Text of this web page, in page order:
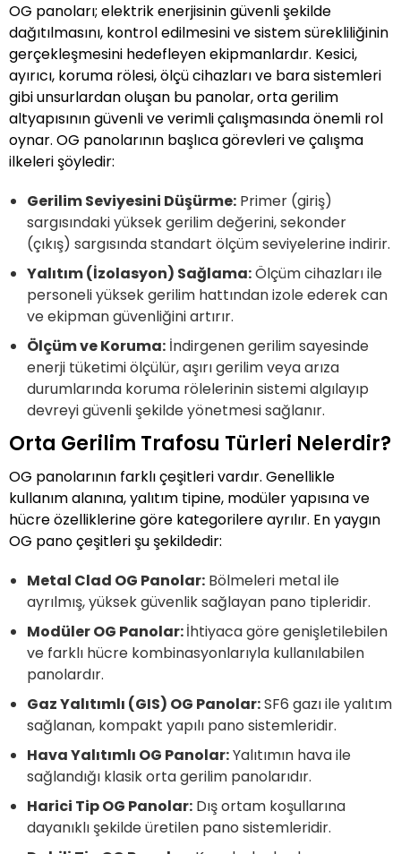
OG panoları; elektrik enerjisinin güvenli şekilde
dağıtılmasını, kontrol edilmesini ve sistem sürekliliğinin
gerçekleşmesini hedefleyen ekipmanlardır. Kesici,
ayırıcı, koruma rölesi, ölçü cihazları ve bara sistemleri
gibi unsurlardan oluşan bu panolar, orta gerilim
altyapısının güvenli ve verimli çalışmasında önemli rol
oynar. OG panolarının başlıca görevleri ve çalışma
ilkeleri şöyledir:
Gerilim Seviyesini Düşürme: Primer (giriş)
sargısındaki yüksek gerilim değerini, sekonder
(çıkış) sargısında standart ölçüm seviyelerine indirir.
Yalıtım (İzolasyon) Sağlama:Ölçüm cihazları ile
personeli yüksek gerilim hattından izole ederek can
ve ekipman güvenliğini artırır.
Ölçüm ve Koruma: İndirgenen gerilim sayesinde
enerji tüketimi ölçülür, aşırı gerilim veya arıza
durumlarında koruma rölelerinin sistemi algılayıp
devreyi güvenli şekilde yönetmesi sağlanır.
Orta Gerilim Trafosu Türleri Nelerdir?
OG panolarının farklı çeşitleri vardır. Genellikle
kullanım alanına, yalıtım tipine, modüler yapısına ve
hücre özelliklerine göre kategorilere ayrılır. En yaygın
OG pano çeşitleri şu şekildedir:
Metal Clad OG Panolar: Bölmeleri metal ile
ayrılmış, yüksek güvenlik sağlayan pano tipleridir.
Modüler OG Panolar:İhtiyaca göre genişletilebilen
ve farklı hücre kombinasyonlarıyla kullanılabilen
panolardır.
Gaz Yalıtımlı (GIS) OG Panolar:SF6 gazı ile yalıtım
sağlanan, kompakt yapılı pano sistemleridir.
Hava Yalıtımlı OG Panolar:Yalıtımın hava ile
sağlandığı klasik orta gerilim panolarıdır.
Harici Tip OG Panolar: Dış ortam koşullarına
dayanıklı şekilde üretilen pano sistemleridir.